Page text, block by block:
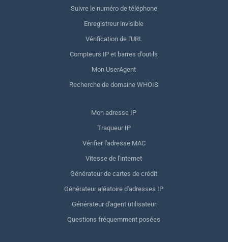
Suivre le numéro de téléphone
Enregistreur invisible
Vérification de l'URL
Compteurs IP et barres d'outils
Mon UserAgent
Recherche de domaine WHOIS
Mon adresse IP
Traqueur IP
Vérifier l'adresse MAC
Vitesse de l'internet
Générateur de cartes de crédit
Générateur aléatoire d'adresses IP
Générateur d'agent utilisateur
Questions fréquemment posées